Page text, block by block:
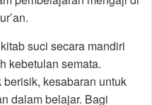
suci secara mandiri
kebetulan semata.
kesabaran untuk
dalam belajar. Bagi